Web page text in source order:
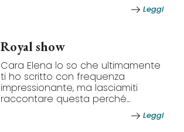
Leggi
Royal show
Cara Elena lo so che ultimamente
ti ho scritto con frequenza
impressionante, ma lasciamiti
raccontare questa perché...
Leggi